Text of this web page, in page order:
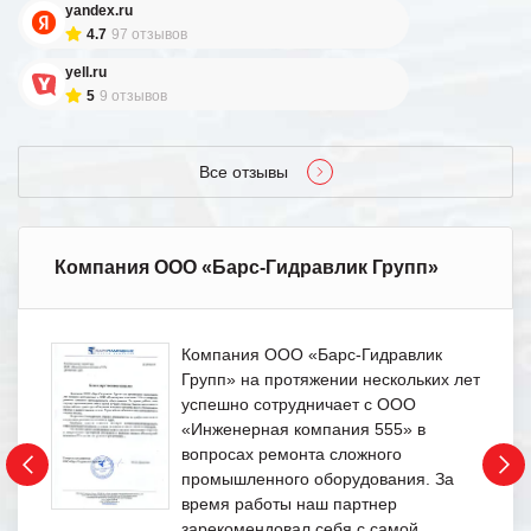
yandex.ru
4.7 97 отзывов
yell.ru
5 9 отзывов
Все отзывы
Компания ООО «Барс-Гидравлик Групп»
Компания ООО «Барс-Гидравлик
Групп» на протяжении нескольких лет
успешно сотрудничает с ООО
«Инженерная компания 555» в
вопросах ремонта сложного
промышленного оборудования. За
время работы наш партнер